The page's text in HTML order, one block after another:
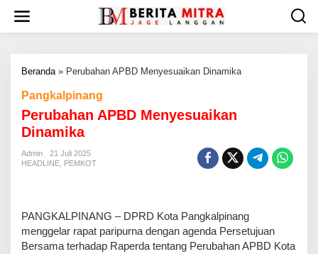
w
Beranda» Perubahan APBD Menyesuaikan Dinamika
Pangkalpinang
Perubahan APBD Menyesuaikan
Dinamika
Admin
21 Juli 2025
HEADLINE PEMKOT
PANGKALPINANG – DPRD Kota Pangkalpinang
menggelar rapat paripurna dengan agenda Persetujuan
Bersama terhadap Raperda tentang Perubahan APBD Kota